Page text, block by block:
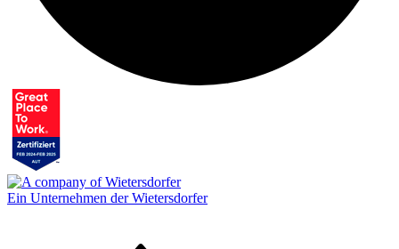
Ein Unternehmen der Wietersdorfer